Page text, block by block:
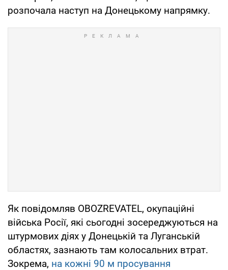
розпочала наступ на Донецькому напрямку.
Як повідомляв OBOZREVATEL, окупаційні
війська Росії, які сьогодні зосереджуються на
штурмових діях у Донецькій та Луганській
областях, зазнають там колосальних втрат.
Зокрема, на кожні 90 м просування